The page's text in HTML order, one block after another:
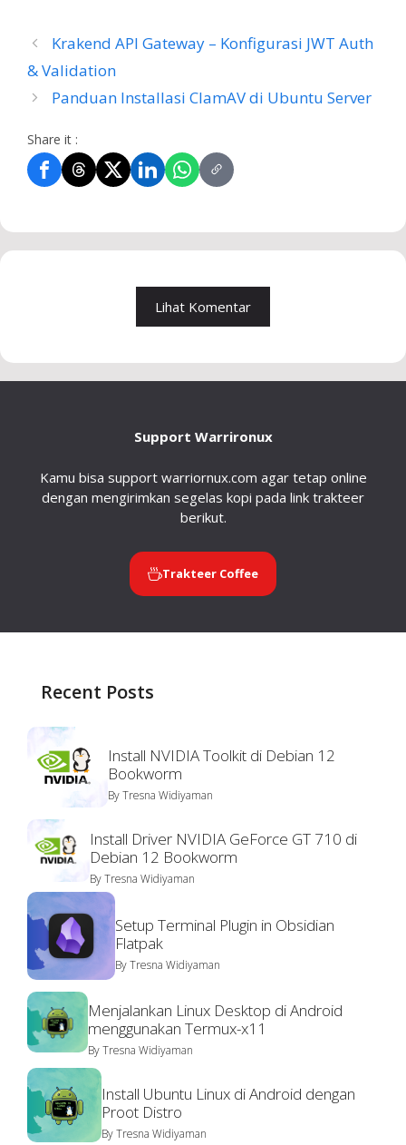
Krakend API Gateway – Konfigurasi JWT Auth
& Validation
Panduan Installasi ClamAV di Ubuntu Server
Share it :
Lihat Komentar
Support Warrironux
Kamu bisa support warriornux.com agar tetap online
dengan mengirimkan segelas kopi pada link trakteer
berikut.
Trakteer Coffee
Recent Posts
Install NVIDIA Toolkit di Debian 12
Bookworm
ByTresna Widiyaman
Install Driver NVIDIA GeForce GT 710 di
Debian 12 Bookworm
ByTresna Widiyaman
Setup Terminal Plugin in Obsidian
Flatpak
ByTresna Widiyaman
Menjalankan Linux Desktop di Android
menggunakan Termux-x11
ByTresna Widiyaman
Install Ubuntu Linux di Android dengan
Proot Distro
ByTresna Widiyaman